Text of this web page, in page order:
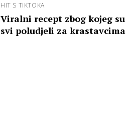
HIT S TIKTOKA
Viralni recept zbog kojeg su
svi poludjeli za krastavcima